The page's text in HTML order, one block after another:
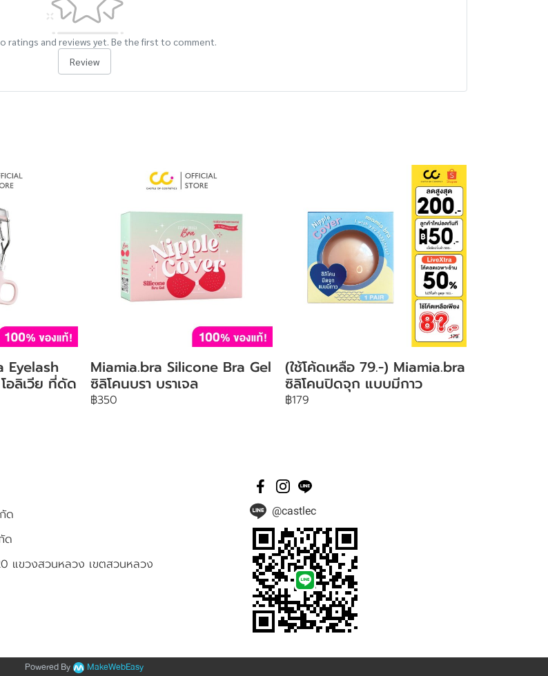
ratings and reviews yet. Be the first to comment.
Review
Eyelash
อลิเวีย ที่ดัด
Miamia.bra Silicone Bra Gel
ซิลิโคนบรา บราเจล
฿350
(ใช้โค้ดเหลือ 79.-) Miamia.bra
ซิลิโคนปิดจุก แบบมีกาว
฿179
ด
ด
แขวงสวนหลวง เขตสวนหลวง
@castlec
Powered By MakeWebEasy